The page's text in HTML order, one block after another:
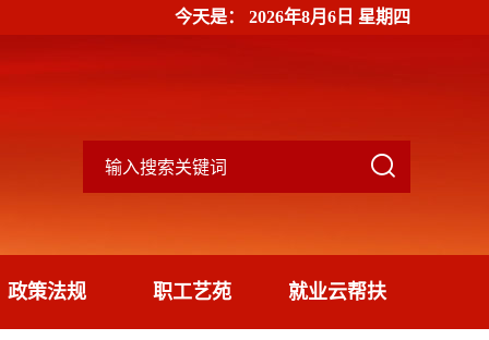
今天是： 2026年8月6日 星期四

政策法规 职工艺苑 就业云帮扶